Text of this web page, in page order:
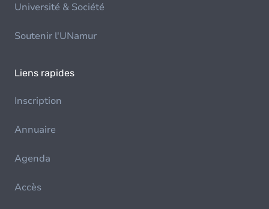
Université & Société
Soutenir l'UNamur
Liens rapides
Inscription
Annuaire
Agenda
Accès